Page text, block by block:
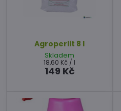
Agroperlit 8 l
Skladem
149 Kč
18,60 Kč / l